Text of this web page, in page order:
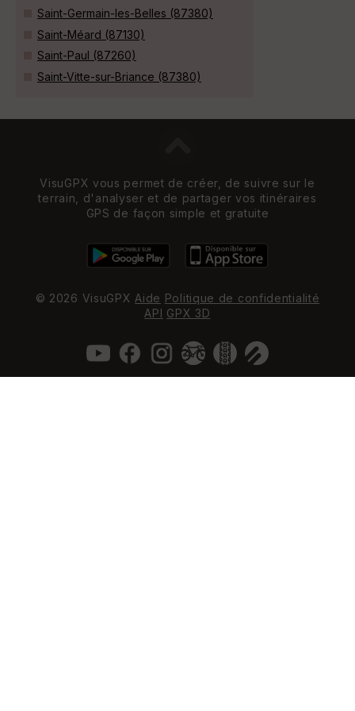
Saint-Germain-les-Belles (87380)
Saint-Méard (87130)
Saint-Paul (87260)
Saint-Vitte-sur-Briance (87380)
VisuGPX vous permet de créer, de suivre sur le
terrain, d'analyser et de partager vos itinéraires
GPS de façon simple et gratuite
© 2026 VisuGPX Aide Politique de confidentialité
API GPX 3D